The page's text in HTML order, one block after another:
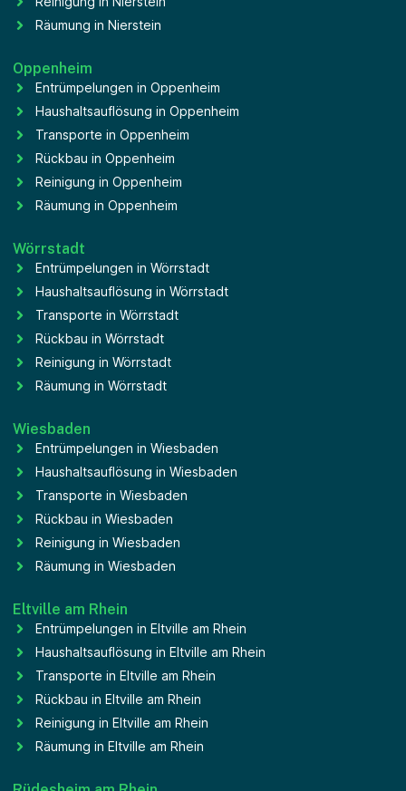
Räumung in Nierstein
Oppenheim
Entrümpelungen in Oppenheim
Haushaltsauflösung in Oppenheim
Transporte in Oppenheim
Rückbau in Oppenheim
Reinigung in Oppenheim
Räumung in Oppenheim
Wörrstadt
Entrümpelungen in Wörrstadt
Haushaltsauflösung in Wörrstadt
Transporte in Wörrstadt
Rückbau in Wörrstadt
Reinigung in Wörrstadt
Räumung in Wörrstadt
Wiesbaden
Entrümpelungen in Wiesbaden
Haushaltsauflösung in Wiesbaden
Transporte in Wiesbaden
Rückbau in Wiesbaden
Reinigung in Wiesbaden
Räumung in Wiesbaden
Eltville am Rhein
Entrümpelungen in Eltville am Rhein
Haushaltsauflösung in Eltville am Rhein
Transporte in Eltville am Rhein
Rückbau in Eltville am Rhein
Reinigung in Eltville am Rhein
Räumung in Eltville am Rhein